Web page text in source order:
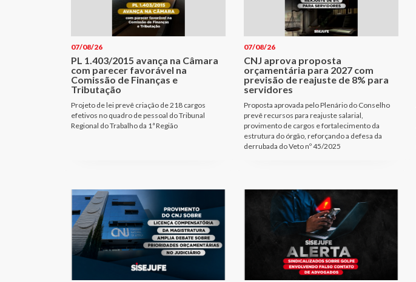
07/08/26
PL 1.403/2015 avança na Câmara
com parecer favorável na
Comissão de Finanças e
Tributação
Projeto de lei prevê criação de 218 cargos
efetivos no quadro de pessoal do Tribunal
Regional do Trabalho da 1ª Região
07/08/26
CNJ aprova proposta
orçamentária para 2027 com
previsão de reajuste de 8% para
servidores
Proposta aprovada pelo Plenário do Conselho
prevê recursos para reajuste salarial,
provimento de cargos e fortalecimento da
estrutura do órgão, reforçando a defesa da
derrubada do Veto nº 45/2025